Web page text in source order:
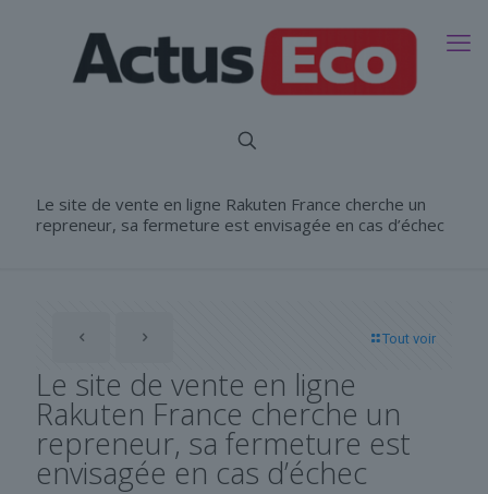
Le site de vente en ligne Rakuten France cherche un
repreneur, sa fermeture est envisagée en cas d’échec
Tout voir
Le site de vente en ligne
Rakuten France cherche un
repreneur, sa fermeture est
envisagée en cas d’échec